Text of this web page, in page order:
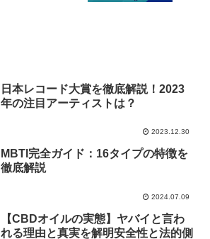
日本レコード大賞を徹底解説！2023
年の注目アーティストは？
2023.12.30
MBTI完全ガイド：16タイプの特徴を
徹底解説
2024.07.09
【CBDオイルの実態】ヤバイと言わ
れる理由と真実を解明安全性と法的側